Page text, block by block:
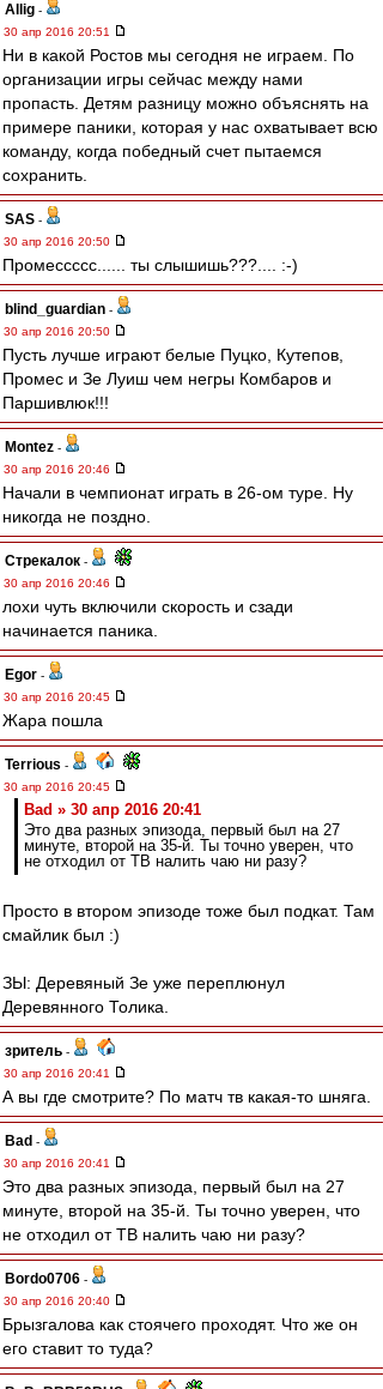
Allig -
30 апр 2016 20:51
Ни в какой Ростов мы сегодня не играем. По
организации игры сейчас между нами
пропасть. Детям разницу можно объяснять на
примере паники, которая у нас охватывает всю
команду, когда победный счет пытаемся
сохранить.
SAS -
30 апр 2016 20:50
Промессссс...... ты слышишь???.... :-)
blind_guardian -
30 апр 2016 20:50
Пусть лучше играют белые Пуцко, Кутепов,
Промес и Зе Луиш чем негры Комбаров и
Паршивлюк!!!
Montez -
30 апр 2016 20:46
Начали в чемпионат играть в 26-ом туре. Ну
никогда не поздно.
Стрекалок -
30 апр 2016 20:46
лохи чуть включили скорость и сзади
начинается паника.
Egor -
30 апр 2016 20:45
Жара пошла
Terrious -
30 апр 2016 20:45
Bad » 30 апр 2016 20:41
Это два разных эпизода, первый был на 27
минуте, второй на 35-й. Ты точно уверен, что
не отходил от ТВ налить чаю ни разу?
Просто в втором эпизоде тоже был подкат. Там
смайлик был :)
ЗЫ: Деревяный Зе уже переплюнул
Деревянного Толика.
зpитель -
30 апр 2016 20:41
А вы где смотрите? По матч тв какая-то шняга.
Bad -
30 апр 2016 20:41
Это два разных эпизода, первый был на 27
минуте, второй на 35-й. Ты точно уверен, что
не отходил от ТВ налить чаю ни разу?
Bordo0706 -
30 апр 2016 20:40
Брызгалова как стоячего проходят. Что же он
его ставит то туда?